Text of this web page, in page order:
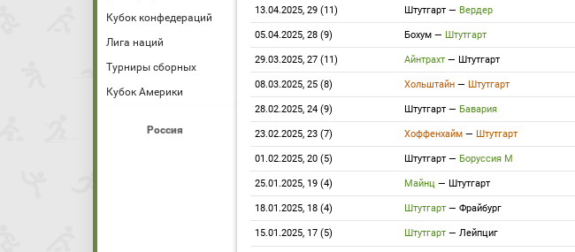
Кубок конфедераций
Лига наций
Турниры сборных
Кубок Америки
Россия
13.04.2025, 29 (11) Штутгарт — Вердер
05.04.2025, 28 (9) Бохум — Штутгарт
29.03.2025, 27 (11) Айнтрахт — Штутгарт
08.03.2025, 25 (8) Хольштайн — Штутгарт
28.02.2025, 24 (9) Штутгарт — Бавария
23.02.2025, 23 (7) Хоффенхайм — Штутгарт
01.02.2025, 20 (5) Штутгарт — Боруссия М
25.01.2025, 19 (4) Майнц — Штутгарт
18.01.2025, 18 (4) Штутгарт — Фрайбург
15.01.2025, 17 (5) Штутгарт — Лейпциг